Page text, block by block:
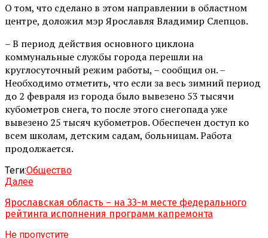
О том, что сделано в этом направлении в областном
центре, доложил мэр Ярославля Владимир Слепцов.
– В период действия основного циклона
коммунальные службы города перешли на
круглосуточный режим работы, – сообщил он. –
Необходимо отметить, что если за весь зимний период
до 2 февраля из города было вывезено 53 тысячи
кубометров снега, то после этого снегопада уже
вывезено 25 тысяч кубометров. Обеспечен доступ ко
всем школам, детским садам, больницам. Работа
продолжается.
Теги:Обществo
Далее
Ярославская область – на 33-м месте федерального
рейтинга исполнения программ капремонта
Не пропустите